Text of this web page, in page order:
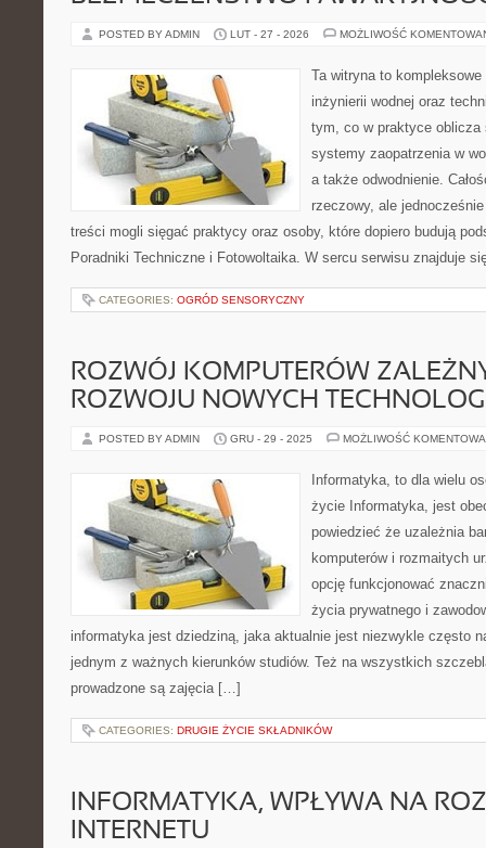
POSTED BY ADMIN LUT - 27 - 2026 MOŻLIWOŚĆ
Ta witryna to
inżynierii wodnej oraz
tym, co w praktyce
systemy zaopatrzenia w
a także odwodnienie.
rzeczowy, ale
treści mogli sięgać praktycy oraz osoby, które dopiero budują
Poradniki Techniczne i Fotowoltaika. W sercu serwisu znajduje
CATEGORIES: OGRÓD SENSORYCZNY
ROZWÓJ KOMPUTERÓW
ROZWOJU NOWYCH
POSTED BY ADMIN GRU - 29 - 2025 MOŻLIWOŚĆ
Informatyka, to dla wielu
życie Informatyka, jest
powiedzieć że uzależnia
komputerów i rozmaitych
opcję funkcjonować
życia prywatnego i
informatyka jest dziedziną, jaka aktualnie jest niezwykle często
jednym z ważnych kierunków studiów. Też na wszystkich
prowadzone są zajęcia […]
CATEGORIES: DRUGIE ŻYCIE SKŁADNIKÓW
INFORMATYKA, WPŁYWA NA
INTERNETU